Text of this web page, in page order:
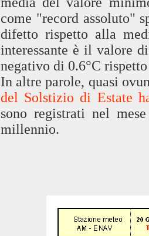
come "record assoluto"
difetto rispetto alla
interessante è il valore
negativo di 0.6°C
In altre parole, quasi
del Solstizio di Estate
sono registrati nel
millennio.